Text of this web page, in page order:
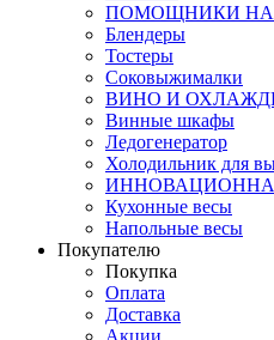
ПОМОЩНИКИ НА
Блендеры
Тостеры
Соковыжималки
ВИНО И
Винные шкафы
Ледогенератор
Холодильник для
Кухонные весы
Напольные весы
Покупателю
Покупка
Оплата
Доставка
Акции